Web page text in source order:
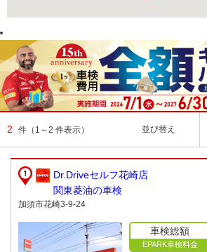
2 件 （1～2 件表示） 並び替え
Dr.Driveセルフ花崎店
関東菱油の車検
加須市花崎3-9-24
車検総額
EPARK車検料金